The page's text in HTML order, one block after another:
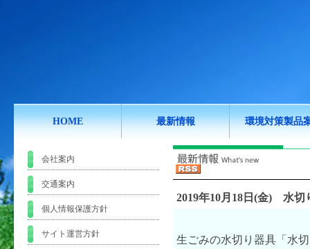
HOME 最新情報 環境対策製品
会社案内
交通案内
個人情報保護方針
サイト運営方針
2019年10月18日(金) 水切
生ごみの水切り器具「水